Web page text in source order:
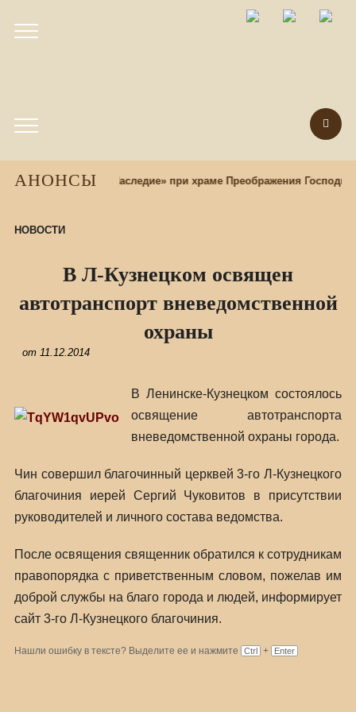
АНОНСЫцентр «Наследие» при храме Преображения
НОВОСТИ
В Л-Кузнецком освящен
автотранспорт вневедомственной
охраны
от 11.12.2014
В Ленинске-Кузнецком состоялось
освящение автотранспорта
вневедомственной охраны города.
Чин совершил благочинный церквей 3-го Л-Кузнецкого
благочиния иерей Сергий Чуковитов в присутствии
руководителей и личного состава ведомства.
После освящения священник обратился к сотрудникам
правопорядка с приветственным словом, пожелав им
доброй службы на благо города и людей, информирует
сайт 3-го Л-Кузнецкого благочиния.
Нашли ошибку в тексте? Выделите ее и нажмите Ctrl + Enter